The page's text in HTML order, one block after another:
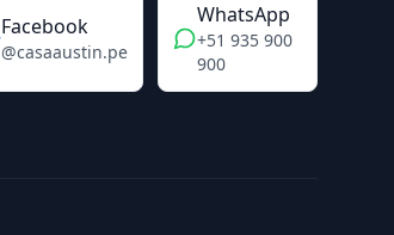
Facebook
@casaaustin.pe
WhatsApp
+51 935 900
900